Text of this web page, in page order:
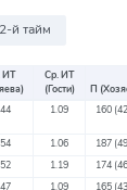
2-й тайм
ИТ
Ср. ИТ
(Гости)
П
1.09 160
1.06 187
1.19 174
1.09 165